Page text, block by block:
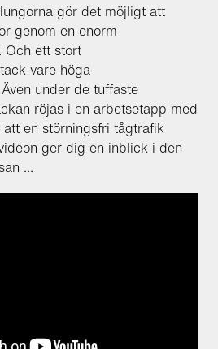
gör det möjligt att
genom en enorm
Och ett stort
vare höga
under de tuffaste
röjas i en arbetsetapp med
en störningsfri tågtrafik
ger dig en inblick i den
...